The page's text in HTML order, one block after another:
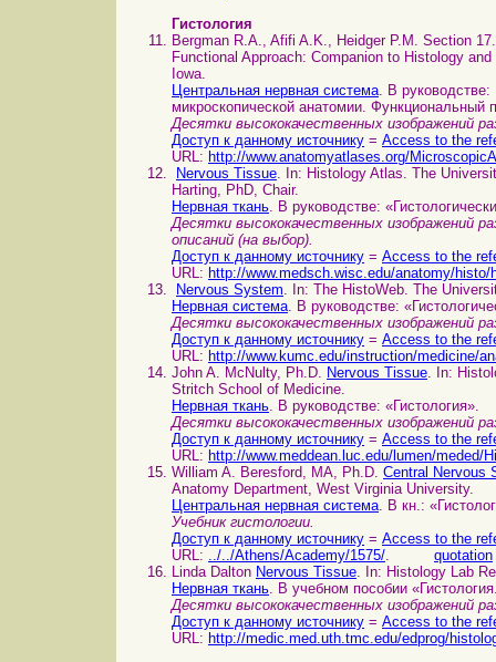
Гистология
Bergman R.A., Afifi A.K., Heidger P.M. Section
Functional Approach: Companion to Histology
Iowa.
Центральная нервная система. В
микроскопической анатомии. Функциональный
Десятки высококачественных изображений
Доступ к данному источнику = Access to the
URL: http://www.anatomyatlases.org/
Nervous Tissue. In: Histology Atlas. The
Harting, PhD, Chair.
Нервная ткань. В руководстве:
Десятки высококачественных изображений
описаний (на выбор).
Доступ к данному источнику = Access to the
URL: http://www.medsch.wisc.edu/anatomy/
Nervous System. In: The HistoWeb. The
Нервная система. В руководстве:
Десятки высококачественных изображений
Доступ к данному источнику = Access to the
URL: http://www.kumc.edu/instruction/medicine/
John A. McNulty, Ph.D. Nervous Tissue. In:
Stritch School of Medicine.
Нервная ткань. В руководстве: «Гистология».
Десятки высококачественных изображений
Доступ к данному источнику = Access to the
URL: http://www.meddean.luc.edu/lumen/meded/
William A. Beresford, MA, Ph.D. Central Nervous
Anatomy Department, West Virginia University.
Центральная нервная система. В кн.:
Учебник гистологии.
Доступ к данному источнику = Access to the
URL: ../../Athens/Academy/1575/. quotation
Linda Dalton Nervous Tissue. In: Histology Lab
Нервная ткань. В учебном пособии
Десятки высококачественных изображений
Доступ к данному источнику = Access to the
URL: http://medic.med.uth.tmc.edu/edprog/